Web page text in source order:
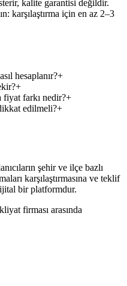
kalite garantisi değildir.
karşılaştırma için en az 2–3
hesaplanır?+
+
fiyat farkı nedir?+
edilmeli?+
şehir ve ilçe bazlı
karşılaştırmasına ve teklif
bir platformdur.
firması arasında